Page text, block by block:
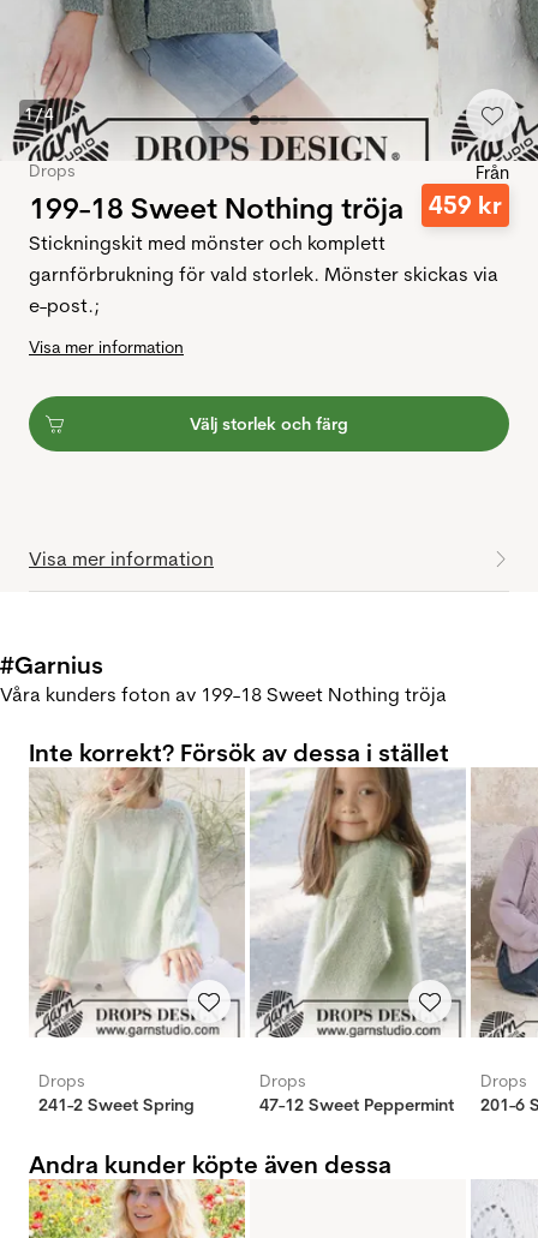
1/4
Drops
199-18 Sweet Nothing tröja
Från
459 kr
Stickningskit med mönster och komplett
garnförbrukning för vald storlek. Mönster skickas via
e-post.;
Visa mer information
Välj storlek och färg
Visa mer information
#Garnius
Våra kunders foton av 199-18 Sweet Nothing tröja
Inte korrekt? Försök av dessa i stället
Drops
241-2 Sweet Spring
Drops
47-12 Sweet Peppermint
Drops
201-6
Andra kunder köpte även dessa